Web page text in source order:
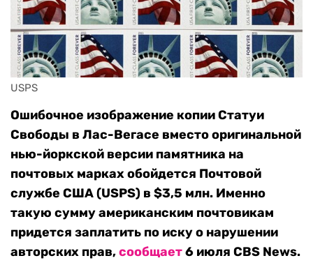
USPS
Ошибочное изображение копии Статуи
Свободы в Лас-Вегасе вместо оригинальной
нью-йоркской версии памятника на
почтовых марках обойдется Почтовой
службе США (USPS) в $3,5 млн. Именно
такую сумму американским почтовикам
придется заплатить по иску о нарушении
авторских прав,сообщает6 июля CBS News.